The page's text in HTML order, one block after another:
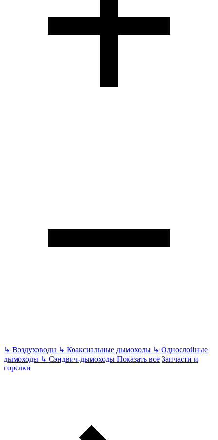
↳ Воздуховоды ↳ Коаксиальные дымоходы ↳ Однослойные
дымоходы ↳ Сэндвич-дымоходы Показать все Запчасти и
горелки